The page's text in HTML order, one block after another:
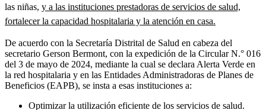
las niñas, y a las instituciones prestadoras de servicios de salud,
fortalecer la capacidad hospitalaria y la atención en casa.
De acuerdo con la Secretaría Distrital de Salud en cabeza del
secretario Gerson Bermont, con la expedición de la Circular N.° 016
del 3 de mayo de 2024, mediante la cual se declara Alerta Verde en
la red hospitalaria y en las Entidades Administradoras de Planes de
Beneficios (EAPB), se insta a esas instituciones a:
Optimizar la utilización eficiente de los servicios de salud.